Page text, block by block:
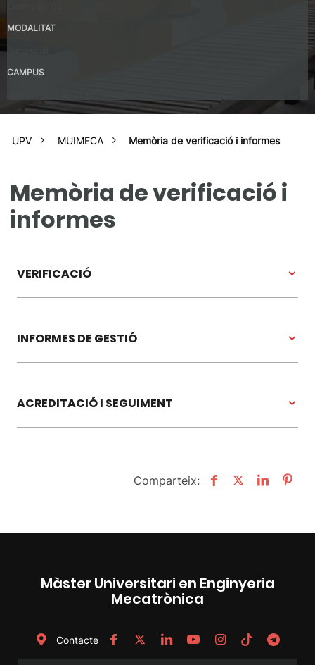
MODALITAT
CAMPUS
UPV MUIMECA Memòria de verificació i informes
Memòria de verificació i
informes
VERIFICACIÓ
INFORMES DE GESTIÓ
ACREDITACIÓ I SEGUIMENT
Comparteix:
Màster Universitari en Enginyeria
Mecatrònica
Contacte